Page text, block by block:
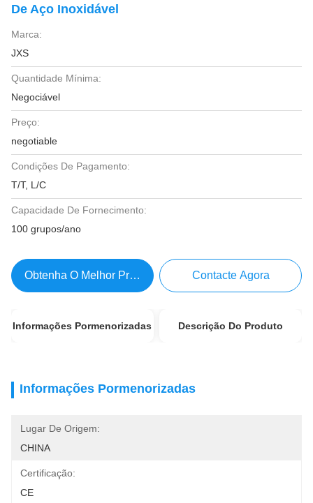
De Aço Inoxidável
Marca:
JXS
Quantidade Mínima:
Negociável
Preço:
negotiable
Condições De Pagamento:
T/T, L/C
Capacidade De Fornecimento:
100 grupos/ano
Obtenha O Melhor Preço Contacte Agora
Informações Pormenorizadas Descrição Do Produto
Informações Pormenorizadas
Lugar De Origem:
CHINA
Certificação:
CE